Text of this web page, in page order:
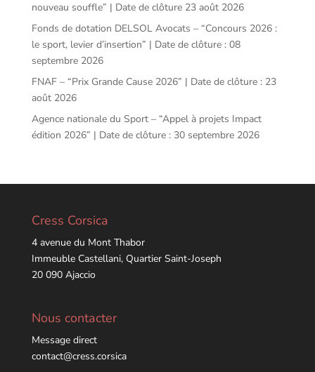
nouveau souffle” | Date de clôture 23 août 2026
Fonds de dotation DELSOL Avocats – “Concours 2026 :
le sport, levier d’insertion” | Date de clôture : 08
septembre 2026
FNAF – “Prix Grande Cause 2026” | Date de clôture : 23
août 2026
Agence nationale du Sport – “Appel à projets Impact
édition 2026” | Date de clôture : 30 septembre 2026
Cress Corsica
4 avenue du Mont Thabor
Immeuble Castellani, Quartier Saint-Joseph
20 090 Ajaccio
Nous contacter
Message direct
contact@cress.corsica